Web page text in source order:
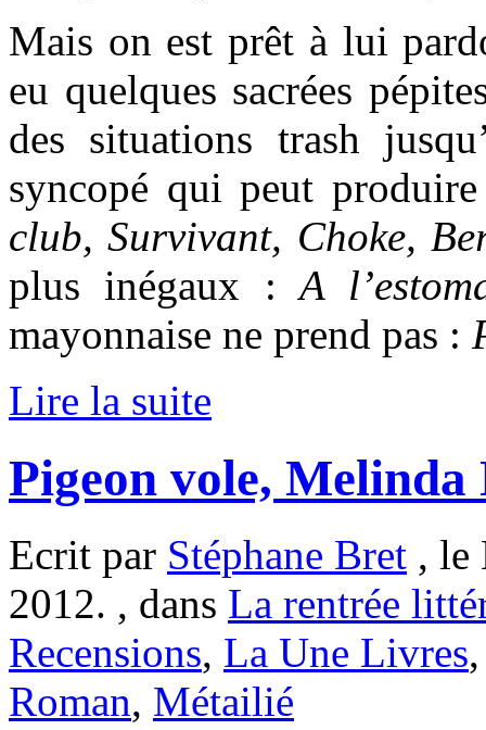
Mais on est prêt à lui
eu quelques sacrées
des situations trash
syncopé qui peut
club, Survivant, Choke,
plus inégaux : A
mayonnaise ne prend pas :
Lire la suite
Pigeon vole,
Ecrit par Stéphane Bret , le
2012. , dans La rentrée
Recensions, La Une Livres
Roman, Métailié